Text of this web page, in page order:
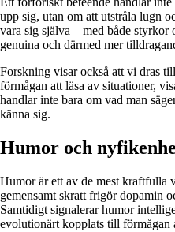
upp sig, utan om att utstråla lugn
vara sig själva – med både styrkor
genuina och därmed mer
Forskning visar också att vi dras
förmågan att läsa av situationer,
handlar inte bara om vad man
känna sig.
Humor och
Humor är ett av de mest kraftfulla
gemensamt skratt frigör dopamin
Samtidigt signalerar humor
evolutionärt kopplats till förmågan